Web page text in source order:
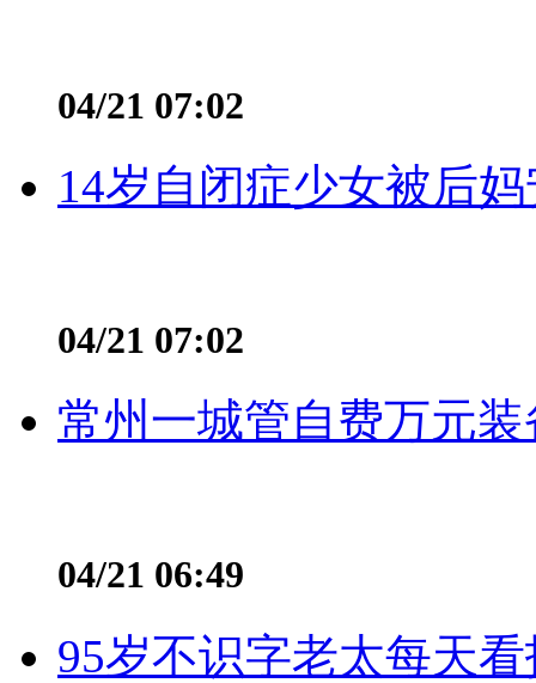
04/21 07:02
14岁自闭症少女被后
04/21 07:02
常州一城管自费万元
04/21 06:49
95岁不识字老太每天